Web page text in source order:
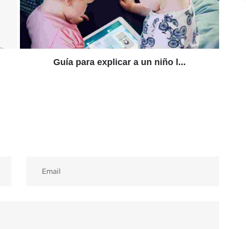
Guía para explicar a un niño l...